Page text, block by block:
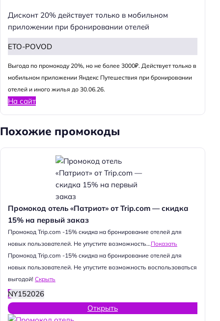
Дисконт 20% действует только в мобильном
приложении при бронировании отелей
ETO-POVOD
Выгода по промокоду 20%, но не более 3000₽. Действует только в
мобильном приложении Яндекс Путешествия при бронировании
отелей и иного жилья до 30.06.26.
На сайт
Похожие промокоды
Промокод отель «Патриот» от Trip.com — скидка
15% на первый заказ
Промокод Trip.com -15% скидка на бронирование отелей для
новых пользователей. Не упустите возможность...Показать
Промокод Trip.com -15% скидка на бронирование отелей для
новых пользователей. Не упустите возможность воспользоваться
выгодой! Скрыть
NY152026
Открыть